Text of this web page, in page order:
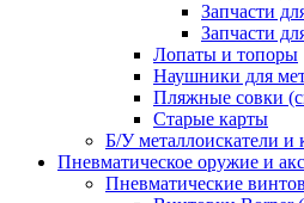
Запчасти
Запчасти
Лопаты и топоры
Наушники для
Пляжные совки
Старые карты
Б/У металлоискатели и
Пневматическое оружие и
Пневматические